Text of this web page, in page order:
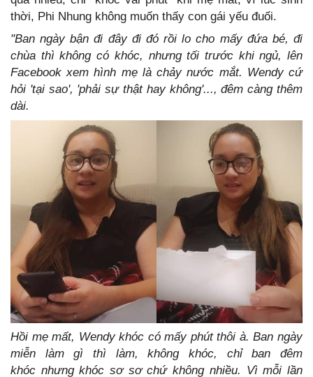
thời, Phi Nhung không muốn thấy con gái yếu đuối.
"Ban ngày bận đi đây đi đó rồi lo cho mấy đứa bé, đi
chùa thì không có khóc, nhưng tối trước khi ngủ, lên
Facebook xem hình mẹ là chảy nước mắt. Wendy cứ
hỏi 'tại sao', 'phải sự thật hay không'..., đêm càng thêm
dài.
Hồi mẹ mất, Wendy khóc có mấy phút thôi à. Ban ngày
miễn làm gì thì làm, không khóc, chỉ ban đêm
khóc nhưng khóc sơ sơ chứ không nhiều. Vì mỗi lần